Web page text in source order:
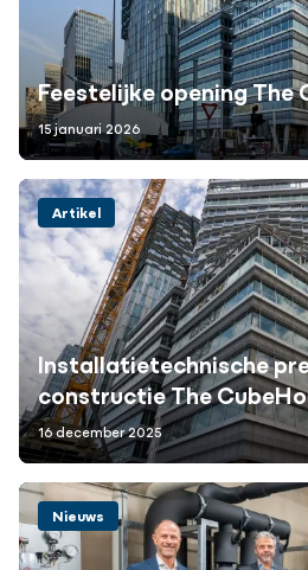
Feestelijke opening The
15 januari 2026
Installatietechnische
constructie The
Artikel
16 december 2025
Nieuws